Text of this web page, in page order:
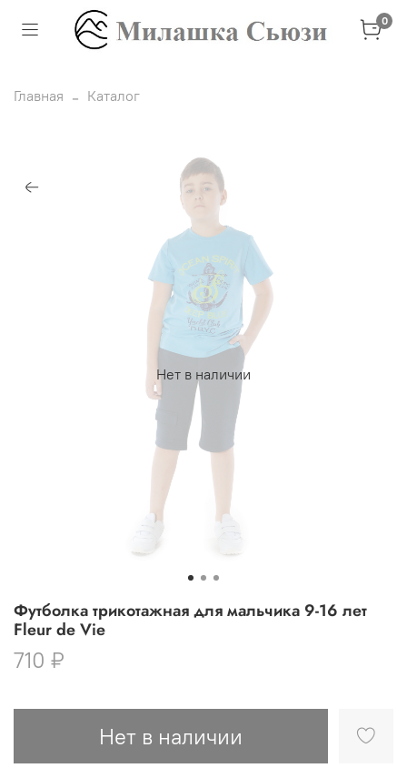
0
Главная Каталог
Нет в наличии
Футболка трикотажная для мальчика 9-16 лет
Fleur de Vie
710 ₽
Нет в наличии